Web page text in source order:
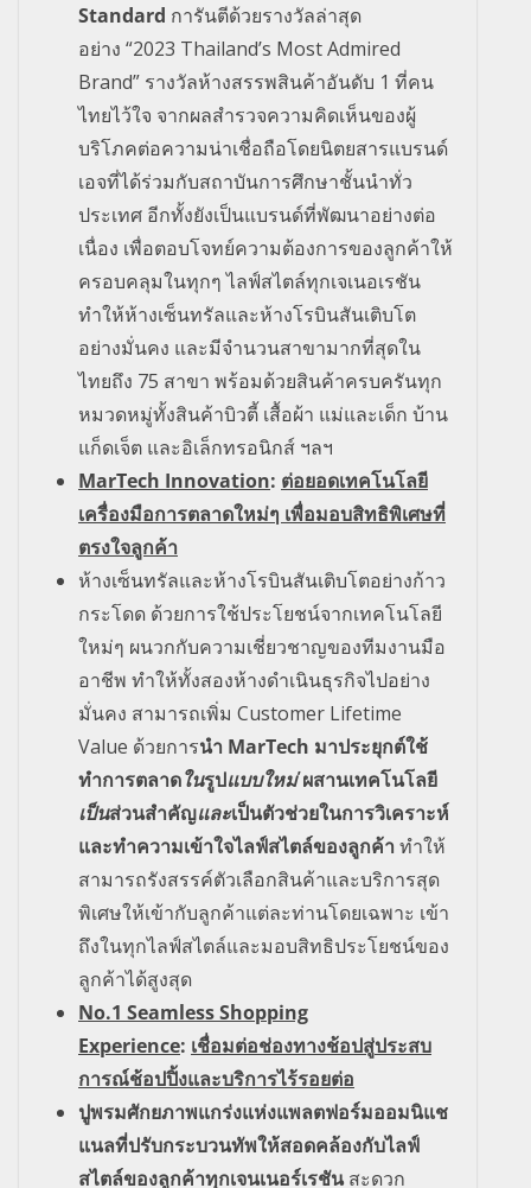
Standard การันตีด้วยรางวัลล่าสุด
อย่าง “2023 Thailand’s Most Admired
Brand” รางวัลห้างสรรพสินค้าอันดับ 1 ที่คน
ไทยไว้ใจ จากผลสำรวจความคิดเห็นของผู้
บริโภคต่อความน่าเชื่อถือโดยนิตยสารแบรนด์
เอจที่ได้ร่วมกับสถาบันการศึกษาชั้นนำทั่ว
ประเทศ อีกทั้งยังเป็นแบรนด์ที่พัฒนาอย่างต่อ
เนื่อง เพื่อตอบโจทย์ความต้องการของลูกค้าให้
ครอบคลุมในทุกๆ ไลฟ์สไตล์ทุกเจเนอเรชัน
ทำให้ห้างเซ็นทรัลและห้างโรบินสันเติบโต
อย่างมั่นคง และมีจำนวนสาขามากที่สุดใน
ไทยถึง 75 สาขา พร้อมด้วยสินค้าครบครันทุก
หมวดหมู่ทั้งสินค้าบิวตี้ เสื้อผ้า แม่และเด็ก บ้าน
แก็ดเจ็ต และอิเล็กทรอนิกส์ ฯลฯ
MarTech Innovation: ต่อยอดเทคโนโลยี
เครื่องมือการตลาดใหม่ๆ เพื่อมอบสิทธิพิเศษที่
ตรงใจลูกค้า
ห้างเซ็นทรัลและห้างโรบินสันเติบโตอย่างก้าว
กระโดด ด้วยการใช้ประโยชน์จากเทคโนโลยี
ใหม่ๆ ผนวกกับความเชี่ยวชาญของทีมงานมือ
อาชีพ ทำให้ทั้งสองห้างดำเนินธุรกิจไปอย่าง
มั่นคง สามารถเพิ่ม Customer Lifetime
Value ด้วยการนำ MarTech มาประยุกต์ใช้
ทำการตลาดในรูปแบบใหม่ผสานเทคโนโลยี
เป็นส่วนสำคัญและเป็นตัวช่วยในการวิเคราะห์
และทำความเข้าใจไลฟ์สไตล์ของลูกค้า ทำให้
สามารถรังสรรค์ตัวเลือกสินค้าและบริการสุด
พิเศษให้เข้ากับลูกค้าแต่ละท่านโดยเฉพาะ เข้า
ถึงในทุกไลฟ์สไตล์และมอบสิทธิประโยชน์ของ
ลูกค้าได้สูงสุด
No.1 Seamless Shopping
Experience: เชื่อมต่อช่องทางช้อปสู่ประสบ
การณ์ช้อปปิ้งและบริการไร้รอยต่อ
ปูพรมศักยภาพแกร่งแห่งแพลตฟอร์มออมนิแช
แนลที่ปรับกระบวนทัพให้สอดคล้องกับไลฟ์
สไตล์ของลูกค้าทุกเจนเนอร์เรชันสะดวก